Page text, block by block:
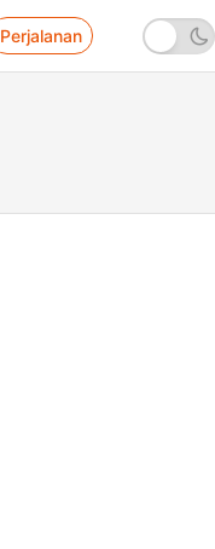
Perjalanan